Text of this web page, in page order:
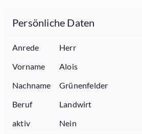
Persönliche Daten
Anrede
Herr
Vorname
Alois
Nachname
Grünenfelder
Beruf
Landwirt
aktiv
Nein